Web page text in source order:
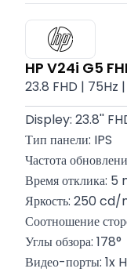
HP V24i G5
23.8 FHD | 75Hz
Displey: 23.8''
Тип панели: IPS
Частота
Время отклика:
Яркость: 250 cd/
Соотношение
Углы обзора: 178°
Видео-порты: 1x